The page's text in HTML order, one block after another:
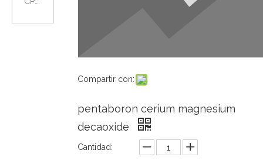
Compartir con:
pentaboron cerium magnesium
decaoxide
Cantidad: